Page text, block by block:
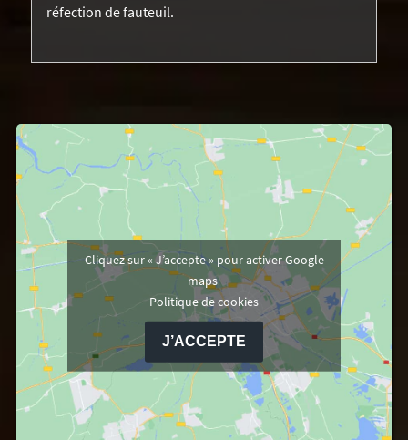
réfection de fauteuil.
Cliquez sur « J’accepte » pour activer Google
maps
Politique de cookies
J’ACCEPTE